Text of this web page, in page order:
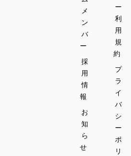
メ
ン
バ
ー
採
用
情
報
お
知
ら
せ
ー
利
用
規
約
プ
ラ
イ
バ
シ
ー
ポ
リ